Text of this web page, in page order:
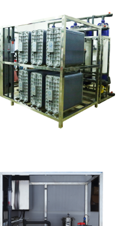
MK-TC50 EDI设备
EDI设备维修